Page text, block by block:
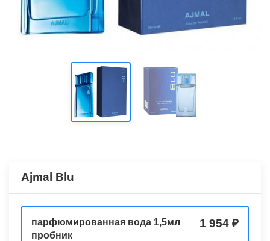
Ajmal Blu
парфюмированная вода 1,5мл
пробник
1 954